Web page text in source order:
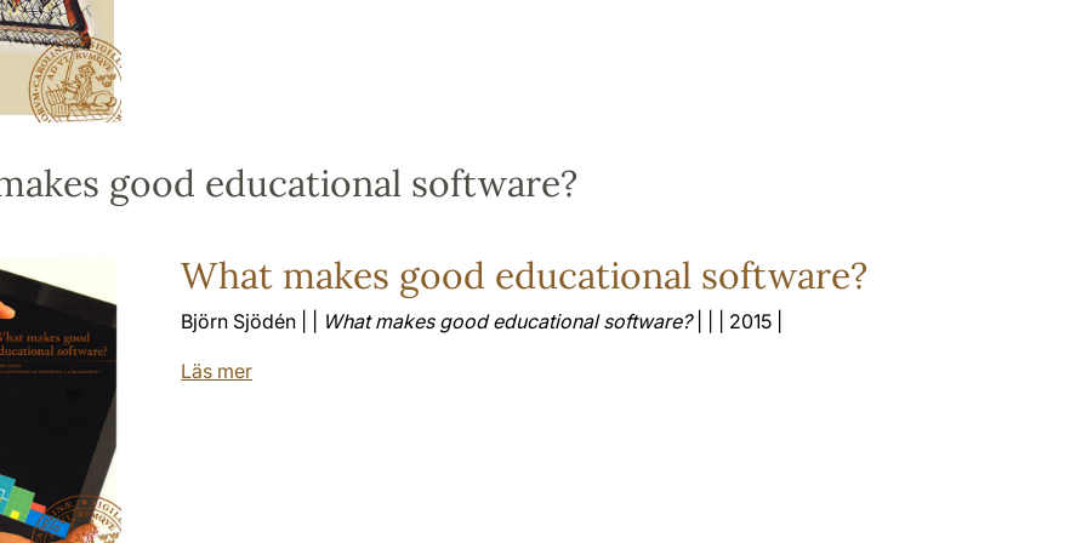
good educational software?
What makes good educational software?
Björn Sjödén | | What makes good educational software?| | | 2015 |
Läs mer